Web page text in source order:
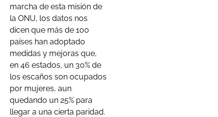
marcha de esta misión de
la ONU, los datos nos
dicen que más de 100
países han adoptado
medidas y mejoras que,
en 46 estados, un 30% de
los escaños son ocupados
por mujeres, aun
quedando un 25% para
llegar a una cierta paridad.